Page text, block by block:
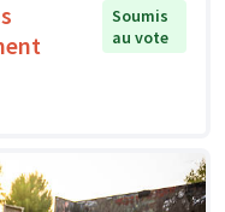
Soumis
au vote